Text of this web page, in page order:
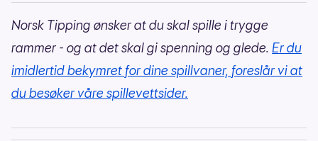
Norsk Tipping ønsker at du skal spille i trygge
rammer - og at det skal gi spenning og glede. Er du
imidlertid bekymret for dine spillvaner, foreslår vi at
du besøker våre spillevettsider.